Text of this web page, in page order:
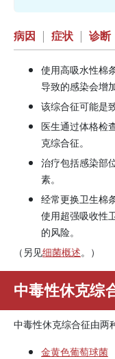
病因 | 症状 | 诊断
使用高吸水性棉
导致的感染会增
该综合征可能是
医生通过体格检
克综合征。
治疗包括感染部
素。
经常更换卫生棉
使用超强吸收性
的风险。
（另见细菌概述。）
中毒性休克综
中毒性休克综合征由两
金黄色葡萄球菌